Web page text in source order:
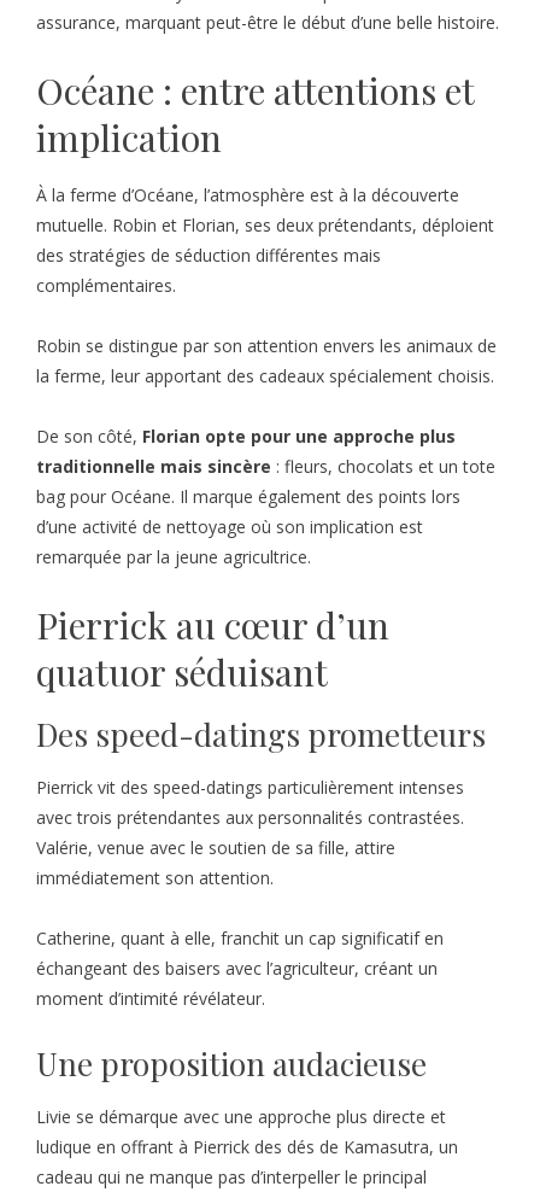
assurance, marquant peut-être le début d’une belle histoire.
Océane : entre attentions et
implication
À la ferme d’Océane, l’atmosphère est à la découverte
mutuelle. Robin et Florian, ses deux prétendants, déploient
des stratégies de séduction différentes mais
complémentaires.
Robin se distingue par son attention envers les animaux de
la ferme, leur apportant des cadeaux spécialement choisis.
De son côté, Florian opte pour une approche plus
traditionnelle mais sincère : fleurs, chocolats et un tote
bag pour Océane. Il marque également des points lors
d’une activité de nettoyage où son implication est
remarquée par la jeune agricultrice.
Pierrick au cœur d’un
quatuor séduisant
Des speed-datings prometteurs
Pierrick vit des speed-datings particulièrement intenses
avec trois prétendantes aux personnalités contrastées.
Valérie, venue avec le soutien de sa fille, attire
immédiatement son attention.
Catherine, quant à elle, franchit un cap significatif en
échangeant des baisers avec l’agriculteur, créant un
moment d’intimité révélateur.
Une proposition audacieuse
Livie se démarque avec une approche plus directe et
ludique en offrant à Pierrick des dés de Kamasutra, un
cadeau qui ne manque pas d’interpeller le principal